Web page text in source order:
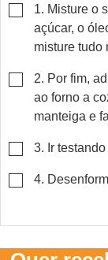
▢
1. Misture o
açúcar, o
misture tudo
▢
2. Por fim,
ao forno a
manteiga e
▢
3. Ir
▢
4.